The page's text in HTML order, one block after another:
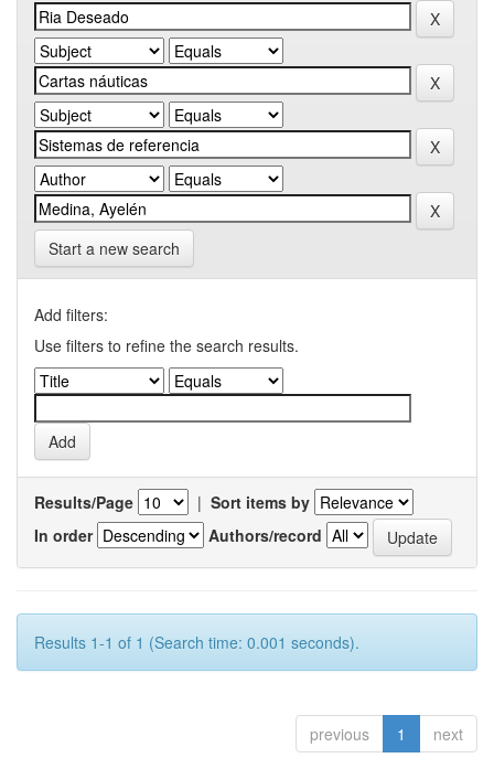
Start a new search
Add filters:
Use filters to refine the search results.
Results/Page | Sort items by
In order
Authors/record
Results 1-1 of 1 (Search time: 0.001 seconds).
previous 1 next